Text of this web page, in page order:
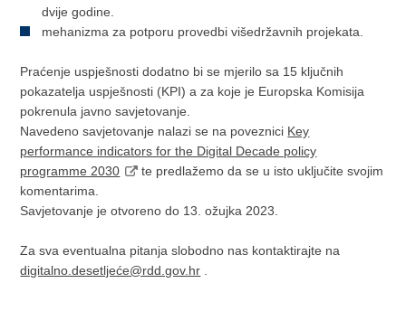
dvije godine.
mehanizma za potporu provedbi višedržavnih projekata.
Praćenje uspješnosti dodatno bi se mjerilo sa 15 ključnih
pokazatelja uspješnosti (KPI) a za koje je Europska Komisija
pokrenula javno savjetovanje.
Navedeno savjetovanje nalazi se na poveznici Key
performance indicators for the Digital Decade policy
programme 2030
te predlažemo da se u isto uključite svojim
komentarima.
Savjetovanje je otvoreno do 13. ožujka 2023.
Za sva eventualna pitanja slobodno nas kontaktirajte na
digitalno.desetljeće@rdd.gov.hr .